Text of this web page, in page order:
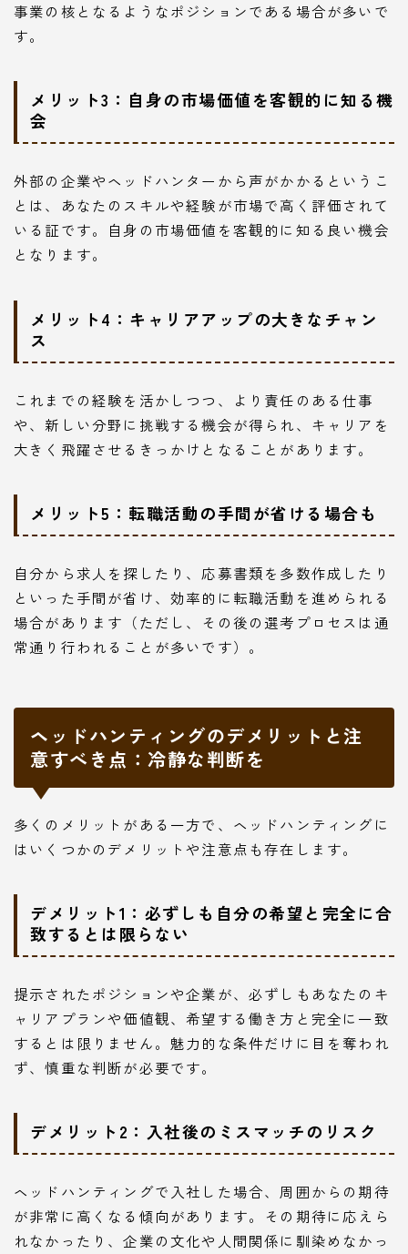
事業の核となるようなポジションである場合が多いで
す。
メリット3：自身の市場価値を客観的に知る機
会
外部の企業やヘッドハンターから声がかかるというこ
とは、あなたのスキルや経験が市場で高く評価されて
いる証です。自身の市場価値を客観的に知る良い機会
となります。
メリット4：キャリアアップの大きなチャン
ス
これまでの経験を活かしつつ、より責任のある仕事
や、新しい分野に挑戦する機会が得られ、キャリアを
大きく飛躍させるきっかけとなることがあります。
メリット5：転職活動の手間が省ける場合も
自分から求人を探したり、応募書類を多数作成したり
といった手間が省け、効率的に転職活動を進められる
場合があります（ただし、その後の選考プロセスは通
常通り行われることが多いです）。
ヘッドハンティングのデメリットと注
意すべき点：冷静な判断を
多くのメリットがある一方で、ヘッドハンティングに
はいくつかのデメリットや注意点も存在します。
デメリット1：必ずしも自分の希望と完全に合
致するとは限らない
提示されたポジションや企業が、必ずしもあなたのキ
ャリアプランや価値観、希望する働き方と完全に一致
するとは限りません。魅力的な条件だけに目を奪われ
ず、慎重な判断が必要です。
デメリット2：入社後のミスマッチのリスク
ヘッドハンティングで入社した場合、周囲からの期待
が非常に高くなる傾向があります。その期待に応えら
れなかったり、企業の文化や人間関係に馴染めなかっ